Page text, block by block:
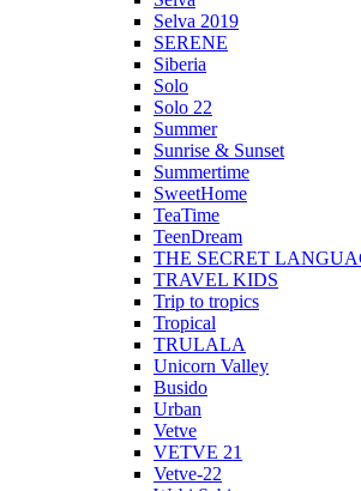
Selva 2019
SERENE
Siberia
Solo
Solo 22
Summer
Sunrise & Sunset
Summertime
SweetHome
TeaTime
TeenDream
THE SECRET
TRAVEL KIDS
Trip to tropics
Tropical
TRULALA
Unicorn Valley
Busido
Urban
Vetve
VETVE 21
Vetve-22